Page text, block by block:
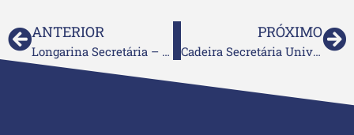
ANTERIOR
Longarina Secretária – 4 Lugares
PRÓXIMO
Cadeira Secretária Universitária